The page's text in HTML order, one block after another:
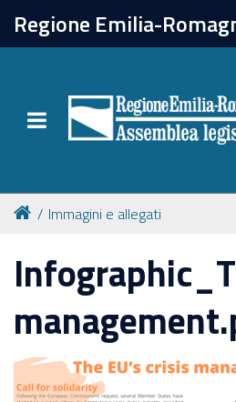
Regione Emilia-
Toggle navigation
chiudi
Attività
Formazione
Eventi
Tutte le notizie
Newsletter
Immagini e allegati